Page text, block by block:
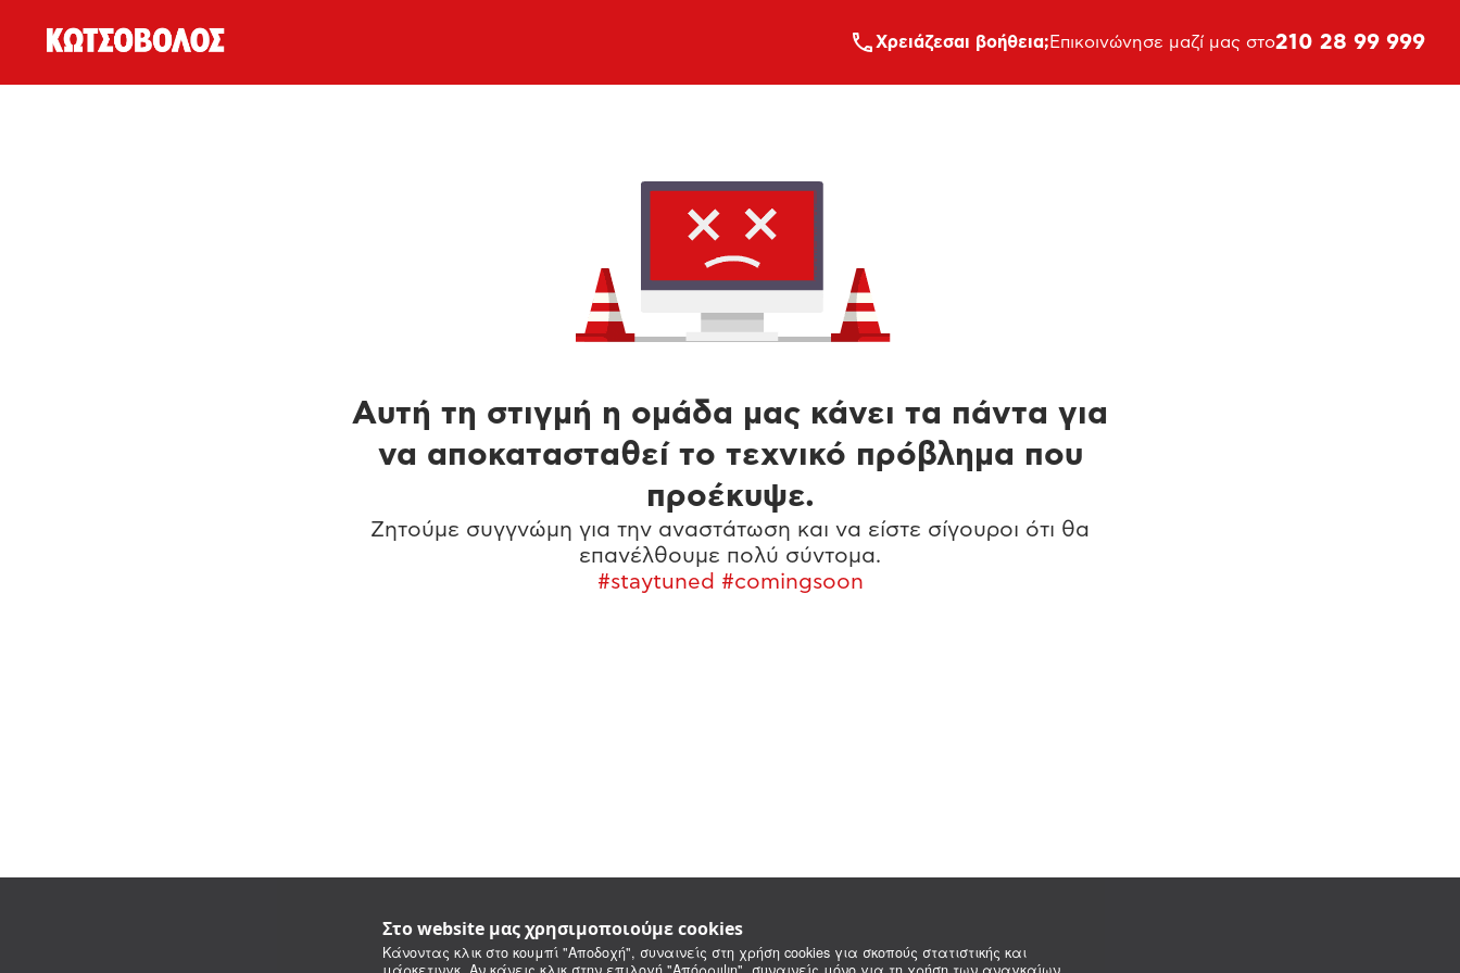
Στο website μας χρησιμοποιούμε cookies
Κάνοντας κλικ στο κουμπί "Αποδοχή", συναινείς στη χρήση cookies για σκοπούς στατιστικής και
Xρειάζεσαι βοήθεια; Επικοινώνησε μαζί μας στο210 28 99 999
Αυτή τη στιγμή η ομάδα μας κάνει τα πάντα για
να αποκατασταθεί το τεχνικό πρόβλημα που
προέκυψε.
Ζητούμε συγγνώμη για την αναστάτωση και να είστε σίγουροι ότι θα
επανέλθουμε πολύ σύντομα.
#staytuned #comingsoon